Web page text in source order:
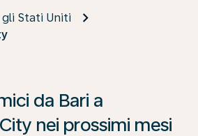
gli Stati Uniti
da Bari a
nei prossimi mesi
faccia clic su “Cerca le offerte”